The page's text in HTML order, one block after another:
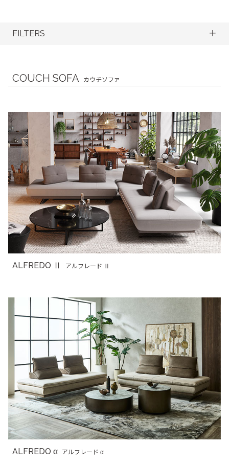
FILTERS
COUCH SOFA カウチソファ
ALFREDO Ⅱ アルフレード Ⅱ
ALFREDO α アルフレード α